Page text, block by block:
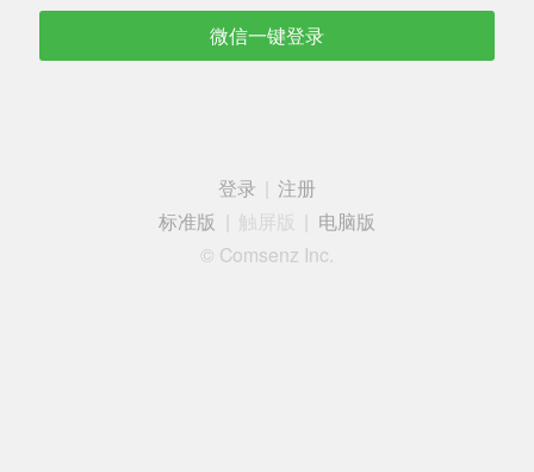
微信一键登录
登录
注册
标准版
触屏版
电脑版
© Comsenz Inc.